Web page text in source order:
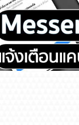
Messenger แจ้ง